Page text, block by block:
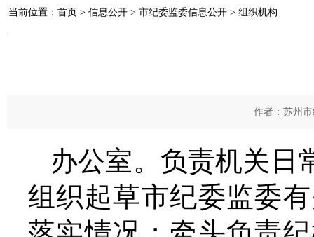
当前位置： 首页 > 信息公开 > 市纪委监委信息公开 > 组织机构
作者：苏州
办公室。负责机关日
组织起草市纪委监委